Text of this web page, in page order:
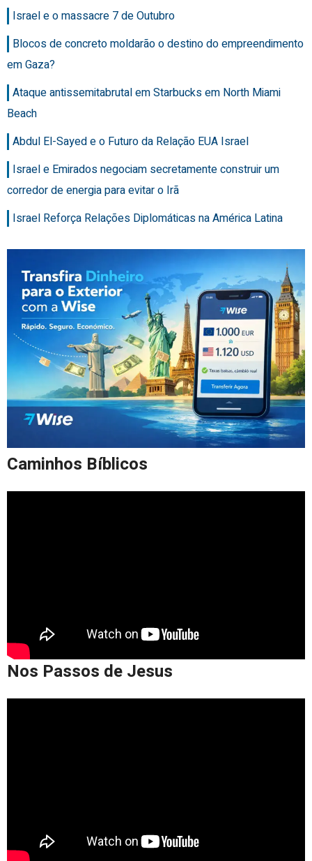
Israel e o massacre 7 de Outubro
Blocos de concreto moldarão o destino do empreendimento
em Gaza?
Ataque antissemitabrutal em Starbucks em North Miami
Beach
Abdul El-Sayed e o Futuro da Relação EUA Israel
Israel e Emirados negociam secretamente construir um
corredor de energia para evitar o Irã
Israel Reforça Relações Diplomáticas na América Latina
Caminhos Bíblicos
Nos Passos de Jesus